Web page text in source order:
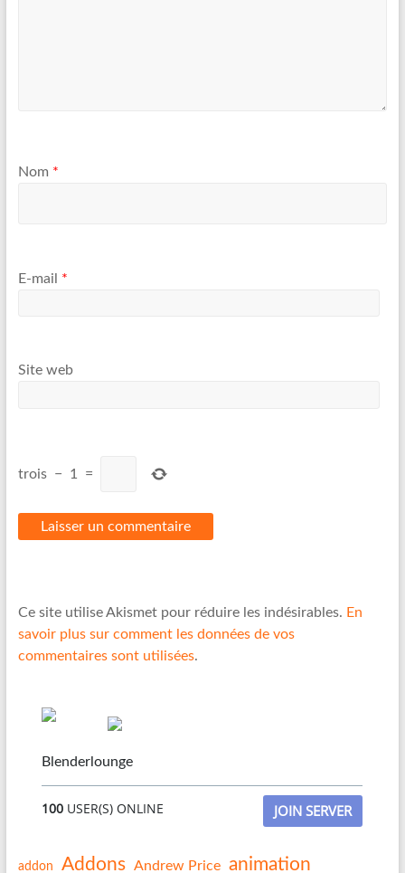
Nom *
E-mail *
Site web
trois − 1 =
Ce site utilise Akismet pour réduire les indésirables. En
savoir plus sur comment les données de vos
commentaires sont utilisées.
Blenderlounge
100 USER(S) ONLINE JOIN SERVER
addon Addons Andrew Price animation